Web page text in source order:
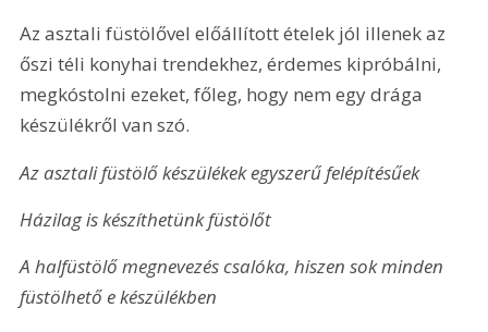
Az asztali füstölővel előállított ételek jól illenek az
őszi téli konyhai trendekhez, érdemes kipróbálni,
megkóstolni ezeket, főleg, hogy nem egy drága
készülékről van szó.
Az asztali füstölő készülékek egyszerű felépítésűek
Házilag is készíthetünk füstölőt
A halfüstölő megnevezés csalóka, hiszen sok minden
füstölhető e készülékben